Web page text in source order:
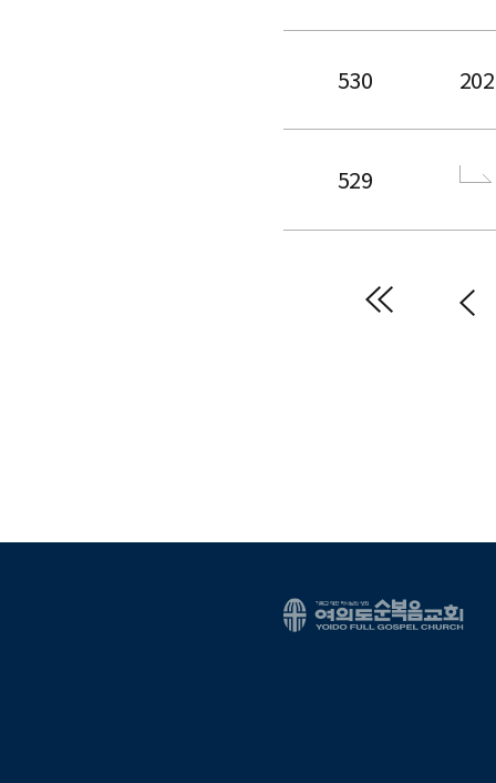
530
529